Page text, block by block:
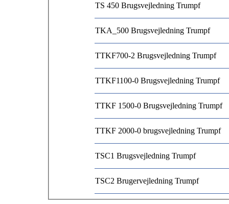
TS 450 Brugsvejledning Trumpf
TKA_500 Brugsvejledning Trumpf
TTKF700-2 Brugsvejledning Trumpf
TTKF1100-0 Brugsvejledning Trumpf
TTKF 1500-0 Brugsvejledning Trumpf
TTKF 2000-0 brugsvejledning Trumpf
TSC1 Brugsvejledning Trumpf
TSC2 Brugervejledning Trumpf